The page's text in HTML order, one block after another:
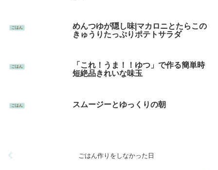
ごはん
めんつゆが隠し味|マカロニとたらこの
きゅうりたっぷりポテトサラダ
ごはん
「これ！うま！！ゆつ」で作る簡単時
短絶品きれいな味玉
ごはん スムージーとゆっくりの朝
ごはん作りをしなかった日